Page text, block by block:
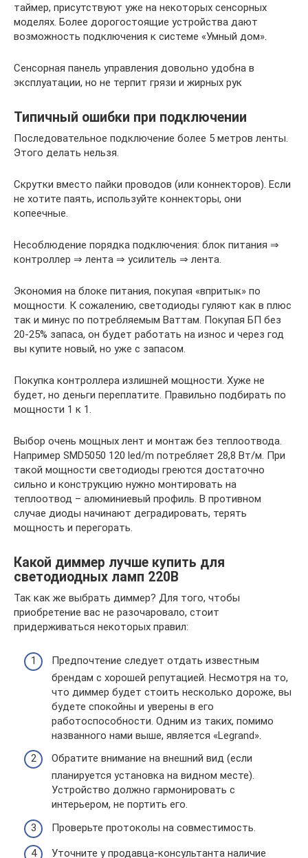
таймер, присутствуют уже на некоторых сенсорных
моделях. Более дорогостоящие устройства дают
возможность подключения к системе «Умный дом».
Сенсорная панель управления довольно удобна в
эксплуатации, но не терпит грязи и жирных рук
Типичный ошибки при подключении
Последовательное подключение более 5 метров ленты.
Этого делать нельзя.
Скрутки вместо пайки проводов (или коннекторов). Если
не хотите паять, используйте коннекторы, они
копеечные.
Несоблюдение порядка подключения: блок питания ⇒
контроллер ⇒ лента ⇒ усилитель ⇒ лента.
Экономия на блоке питания, покупая «впритык» по
мощности. К сожалению, светодиоды гуляют как в плюс
так и минус по потребляемым Ваттам. Покупая БП без
20-25% запаса, он будет работать на износ и через год
вы купите новый, но уже с запасом.
Покупка контроллера излишней мощности. Хуже не
будет, но деньги переплатите. Правильно подбирать по
мощности 1 к 1.
Выбор очень мощных лент и монтаж без теплоотвода.
Например SMD5050 120 led/m потребляет 28,8 Вт/м. При
такой мощности светодиоды греются достаточно
сильно и конструкцию нужно монтировать на
теплоотвод – алюминиевый профиль. В противном
случае диоды начинают деградировать, терять
мощность и перегорать.
Какой диммер лучше купить для
светодиодных ламп 220В
Так как же выбрать диммер? Для того, чтобы
приобретение вас не разочаровало, стоит
придерживаться некоторых правил:
Предпочтение следует отдать известным
брендам с хорошей репутацией. Несмотря на то,
что диммер будет стоить несколько дороже, вы
будете спокойны и уверены в его
работоспособности. Одним из таких, помимо
названного нами выше, является «Legrand».
Обратите внимание на внешний вид (если
планируется установка на видном месте).
Устройство должно гармонировать с
интерьером, не портить его.
Проверьте протоколы на совместимость.
Уточните у продавца-консультанта наличие